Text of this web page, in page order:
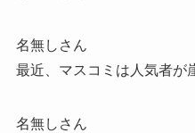
名無しさん
最近、マスコミは人気者が
名無しさん